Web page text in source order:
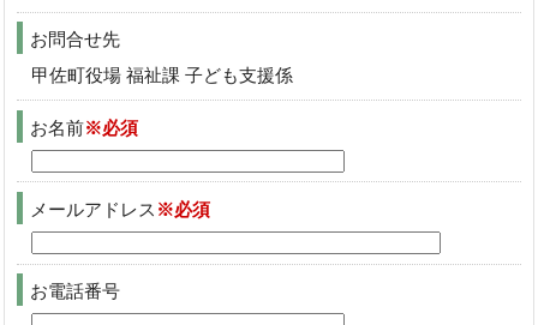
お問合せ先
甲佐町役場 福祉課 子ども支援係
お名前※必須
メールアドレス ※必須
お電話番号